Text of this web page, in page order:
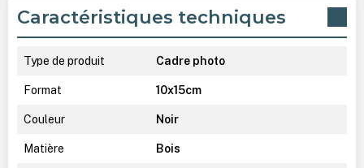
Caractéristiques techniques
Type de produit Cadre photo
Format 10x15cm
Couleur Noir
Matière Bois